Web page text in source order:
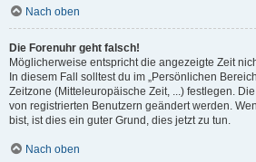
Nach oben
Die Forenuhr geht falsch!
Möglicherweise entspricht die angezeigte Zeit
In diesem Fall solltest du im „Persönlichen
Zeitzone (Mitteleuropäische Zeit, ...) festlegen.
von registrierten Benutzern geändert werden.
bist, ist dies ein guter Grund, dies jetzt zu tun.
Nach oben